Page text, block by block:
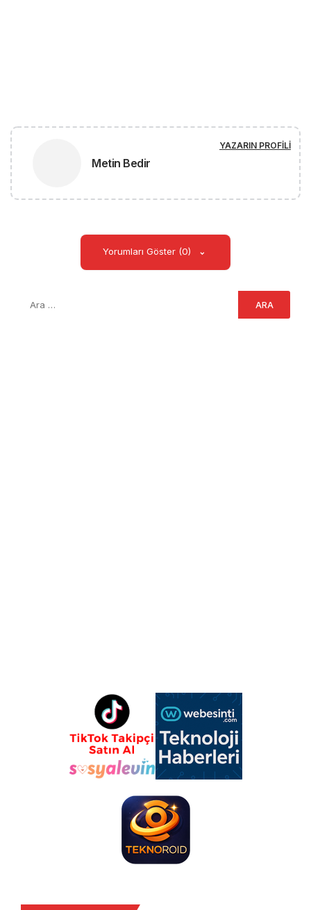
Metin Bedir
YAZARIN PROFILI
Yorumları Göster (0)